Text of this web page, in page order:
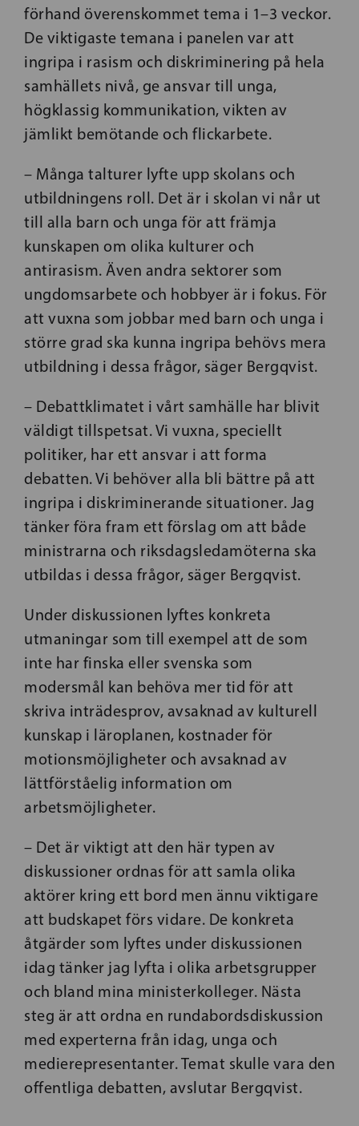
förhand överenskommet tema i 1–3 veckor.
De viktigaste temana i panelen var att
ingripa i rasism och diskriminering på hela
samhällets nivå, ge ansvar till unga,
högklassig kommunikation, vikten av
jämlikt bemötande och flickarbete.
– Många talturer lyfte upp skolans och
utbildningens roll. Det är i skolan vi når ut
till alla barn och unga för att främja
kunskapen om olika kulturer och
antirasism. Även andra sektorer som
ungdomsarbete och hobbyer är i fokus. För
att vuxna som jobbar med barn och unga i
större grad ska kunna ingripa behövs mera
utbildning i dessa frågor, säger Bergqvist.
– Debattklimatet i vårt samhälle har blivit
väldigt tillspetsat. Vi vuxna, speciellt
politiker, har ett ansvar i att forma
debatten. Vi behöver alla bli bättre på att
ingripa i diskriminerande situationer. Jag
tänker föra fram ett förslag om att både
ministrarna och riksdagsledamöterna ska
utbildas i dessa frågor, säger Bergqvist.
Under diskussionen lyftes konkreta
utmaningar som till exempel att de som
inte har finska eller svenska som
modersmål kan behöva mer tid för att
skriva inträdesprov, avsaknad av kulturell
kunskap i läroplanen, kostnader för
motionsmöjligheter och avsaknad av
lättförståelig information om
arbetsmöjligheter.
– Det är viktigt att den här typen av
diskussioner ordnas för att samla olika
aktörer kring ett bord men ännu viktigare
att budskapet förs vidare. De konkreta
åtgärder som lyftes under diskussionen
idag tänker jag lyfta i olika arbetsgrupper
och bland mina ministerkolleger. Nästa
steg är att ordna en rundabordsdiskussion
med experterna från idag, unga och
medierepresentanter. Temat skulle vara den
offentliga debatten, avslutar Bergqvist.